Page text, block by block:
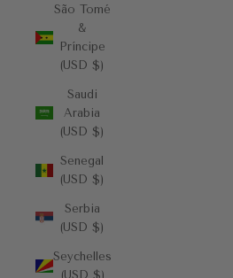
São Tomé
&
Príncipe
(USD $)
Saudi
Arabia
(USD $)
Senegal
(USD $)
Serbia
(USD $)
Seychelles
(USD $)